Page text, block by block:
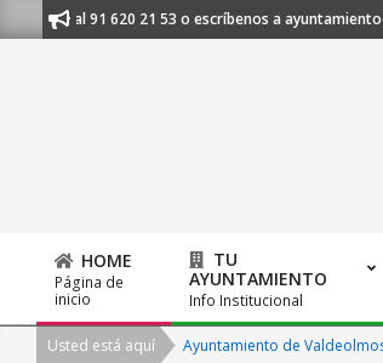
to
Llámanos al 91 620 21 53 o escríbenos a
Primary
Navigation
Menu
HOME
Página de
inicio
TU
AYUNTAMIENTO
Info Institucional
Usted está aquí Ayuntamiento de